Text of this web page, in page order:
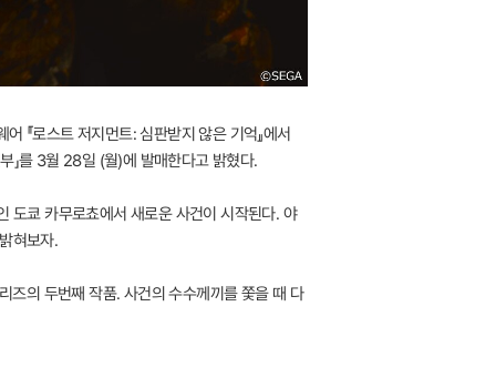
로스트 저지먼트: 심판받지 않은 기억』에서
」를 3월 28일 (월)에 발매한다고 밝혔다.
도쿄 카무로쵸에서 새로운 사건이 시작된다. 야
혀보자.
즈의 두번째 작품. 사건의 수수께끼를 쫓을 때 다